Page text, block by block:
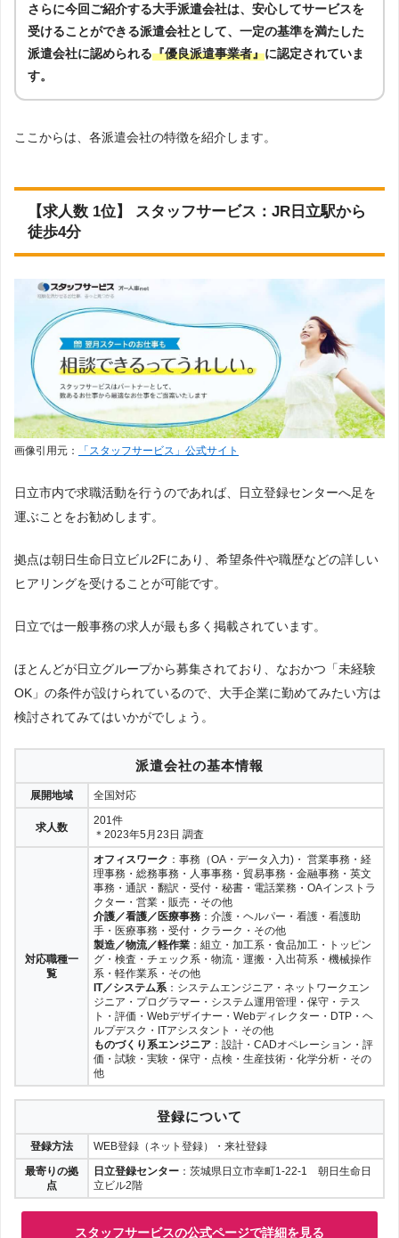
さらに今回ご紹介する大手派遣会社は、安心してサービスを
受けることができる派遣会社として、一定の基準を満たした
派遣会社に認められる『優良派遣事業者』に認定されていま
す。
ここからは、各派遣会社の特徴を紹介します。
【求人数 1位】 スタッフサービス：JR日立駅から
徒歩4分
画像引用元： 「スタッフサービス」公式サイト
日立市内で求職活動を行うのであれば、日立登録センターへ足を
運ぶことをお勧めします。
拠点は朝日生命日立ビル2Fにあり、希望条件や職歴などの詳しい
ヒアリングを受けることが可能です。
日立では一般事務の求人が最も多く掲載されています。
ほとんどが日立グループから募集されており、なおかつ「未経験
OK」の条件が設けられているので、大手企業に勤めてみたい方は
検討されてみてはいかがでしょう。
派遣会社の基本情報
展開地域 全国対応
求人数
201件
＊2023年5月23日 調査
対応職種一
覧
オフィスワーク ：事務（OA・データ入力)・ 営業事務・経
理事務・総務事務・人事事務・貿易事務・金融事務・英文
事務・通訳・翻訳・受付・秘書・電話業務・OAインストラ
クター・営業・販売・その他
介護／看護／医療事務 ：介護・ヘルパー・看護・看護助
手・医療事務・受付・クラーク・その他
製造／物流／軽作業 ：組立・加工系・食品加工・トッピン
グ・検査・チェック系・物流・運搬・入出荷系・機械操作
系・軽作業系・その他
IT／システム系：システムエンジニア・ネットワークエン
ジニア・プログラマー・システム運用管理・保守・テス
ト・評価・Webデザイナー・Webディレクター・DTP・ヘ
ルプデスク・ITアシスタント・その他
ものづくり系エンジニア ：設計・CADオペレーション・評
価・試験・実験・保守・点検・生産技術・化学分析・その
他
登録について
登録方法
WEB登録（ネット登録）・来社登録
最寄りの拠
点
日立登録センター ：茨城県日立市幸町1-22-1 朝日生命日
立ビル2階
スタッフサービスの公式ページで詳細を見る